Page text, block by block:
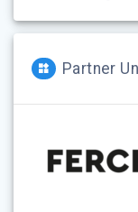
Partner